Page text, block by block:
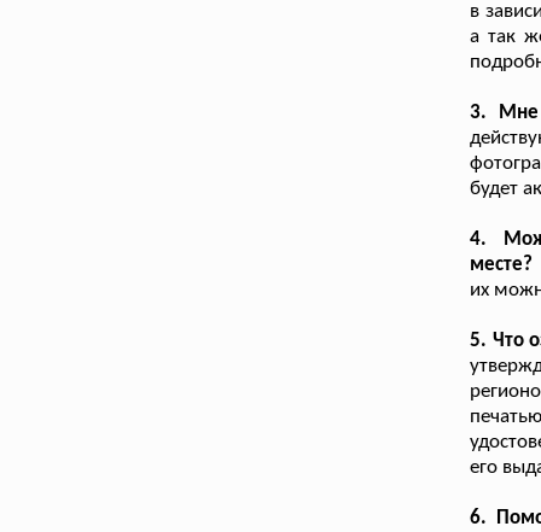
в
а так
3. Мне
будет
4.
месте?
их
5. Что
его
6.